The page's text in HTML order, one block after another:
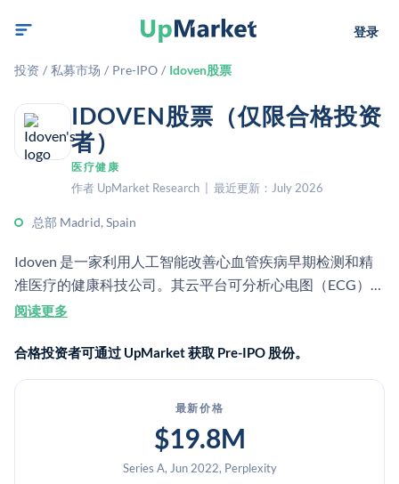
登录
投资 / 私募市场 / Pre-IPO / Idoven股票
IDOVEN股票（仅限合格投资
者）
医疗健康
作者 UpMarket Research | 最近更新：July 2026
总部 Madrid, Spain
Idoven 是一家利用人工智能改善心血管疾病早期检测和精
准医疗的健康科技公司。其云平台可分析心电图（ECG）数
据，帮助临床医生更快、更一致地识别、分诊和诊断心脏疾
阅读更多
合格投资者可通过 UpMarket 获取 Pre-IPO 股份。
最新价格
$19.8M
Series A, Jun 2022, Perplexity